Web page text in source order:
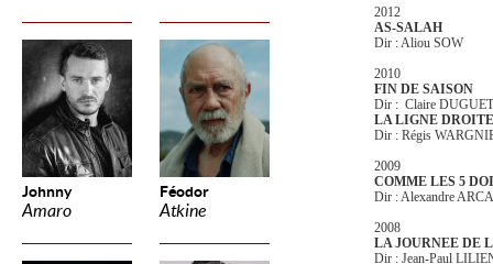
Johnny
Amaro
Féodor
Atkine
2012
AS-SALAH
Dir : Aliou SOW
2010
FIN DE SAISON
Dir : Claire
LA LIGNE DROITE
Dir : Régis
2009
COMME LES 5
Dir : Alexandre
2008
LA JOURNEE DE
Dir : Jean-Paul